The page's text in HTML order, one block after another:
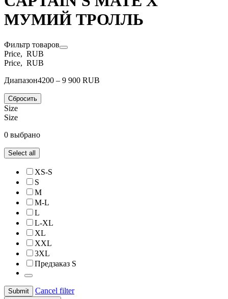
МУМИЙ ТРОЛЛЬ
Фильтр товаров
Price, RUB
Price, RUB
Диапазон4200 – 9 900 RUB
Сбросить
Size
Size
0 выбрано
Select all
XS-S
S
M
M-L
L
L-XL
XL
XXL
3XL
Предзаказ S
Submit Cancel filter